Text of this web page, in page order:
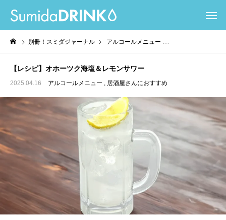
別冊！スミダジャーナル アルコールメニュー 居酒屋さんにおすすめ
【レシピ】オホーツク海塩＆レモンサワー
2025.04.16 アルコールメニュー 居酒屋さんにおすすめ